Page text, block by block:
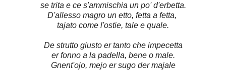
se trita e ce s'ammischia un po' d'erbetta.
D'allesso magro un etto, fetta a fetta,
tajato come l'ostie, tale e quale.
De strutto giusto er tanto che impecetta
er fonno a la padella, bene o male.
Gnent'ojo, mejo er sugo der majale